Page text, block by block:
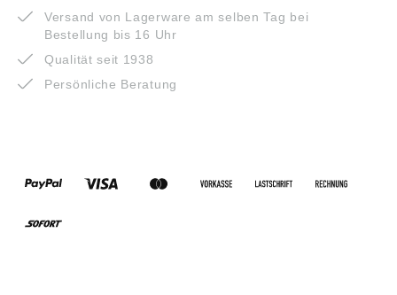
Versand von Lagerware am selben Tag bei
Bestellung bis 16 Uhr
Qualität seit 1938
Persönliche Beratung